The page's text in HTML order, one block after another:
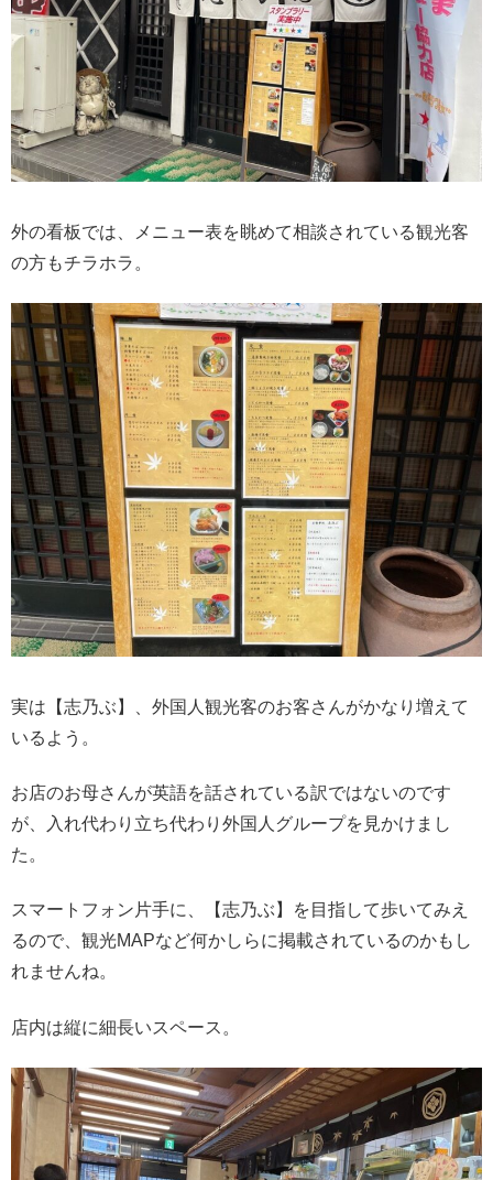
外の看板では、メニュー表を眺めて相談されている観光客
の方もチラホラ。
実は【志乃ぶ】、外国人観光客のお客さんがかなり増えて
いるよう。
お店のお母さんが英語を話されている訳ではないのです
が、入れ代わり立ち代わり外国人グループを見かけまし
た。
スマートフォン片手に、【志乃ぶ】を目指して歩いてみえ
るので、観光MAPなど何かしらに掲載されているのかもし
れませんね。
店内は縦に細長いスペース。